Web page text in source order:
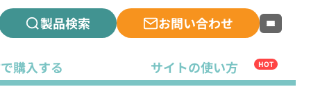
製品検索 お問い合わせ
購入する サイトの使い方 HOT